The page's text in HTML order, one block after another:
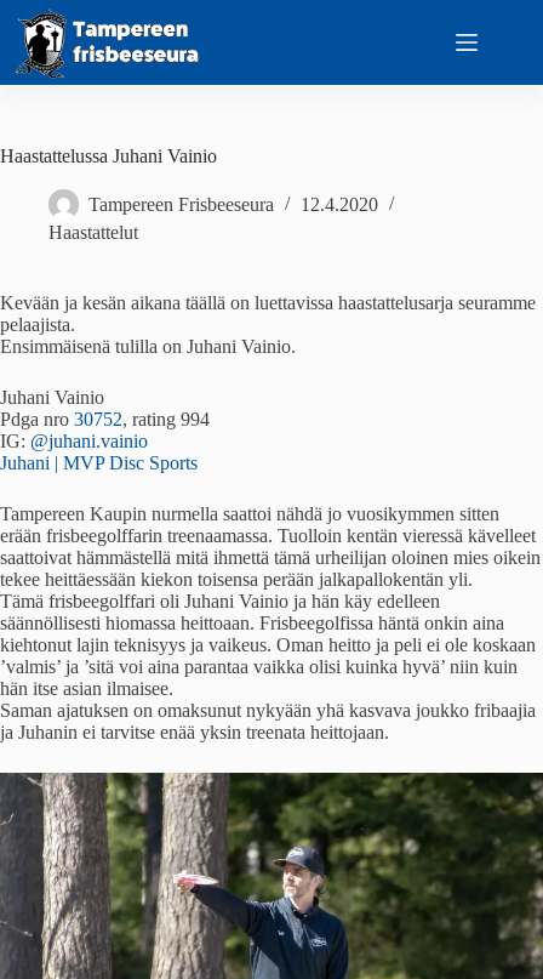
content
Haastattelussa Juhani Vainio
Tampereen Frisbeeseura
12.4.2020
Haastattelut
Kevään ja kesän aikana täällä on luettavissa haastattelusarja seuramme
pelaajista.
Ensimmäisenä tulilla on Juhani Vainio.
Juhani Vainio
Pdga nro 30752, rating 994
IG: @juhani.vainio
Juhani | MVP Disc Sports
Tampereen Kaupin nurmella saattoi nähdä jo vuosikymmen sitten
erään frisbeegolffarin treenaamassa. Tuolloin kentän vieressä kävelleet
saattoivat hämmästellä mitä ihmettä tämä urheilijan oloinen mies oikein
tekee heittäessään kiekon toisensa perään jalkapallokentän yli.
Tämä frisbeegolffari oli Juhani Vainio ja hän käy edelleen
säännöllisesti hiomassa heittoaan. Frisbeegolfissa häntä onkin aina
kiehtonut lajin teknisyys ja vaikeus. Oman heitto ja peli ei ole koskaan
’valmis’ ja ’sitä voi aina parantaa vaikka olisi kuinka hyvä’ niin kuin
hän itse asian ilmaisee.
Saman ajatuksen on omaksunut nykyään yhä kasvava joukko fribaajia
ja Juhanin ei tarvitse enää yksin treenata heittojaan.